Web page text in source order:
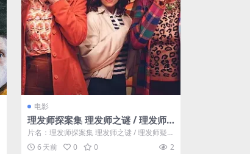
电影
理发师探案集 理发师之谜 / 理发师
疑云
片名：理发师探案集 理发师之谜 / 理发师疑云
分类：电影 详情介绍 《理发师探...
6 天前 0 0 2